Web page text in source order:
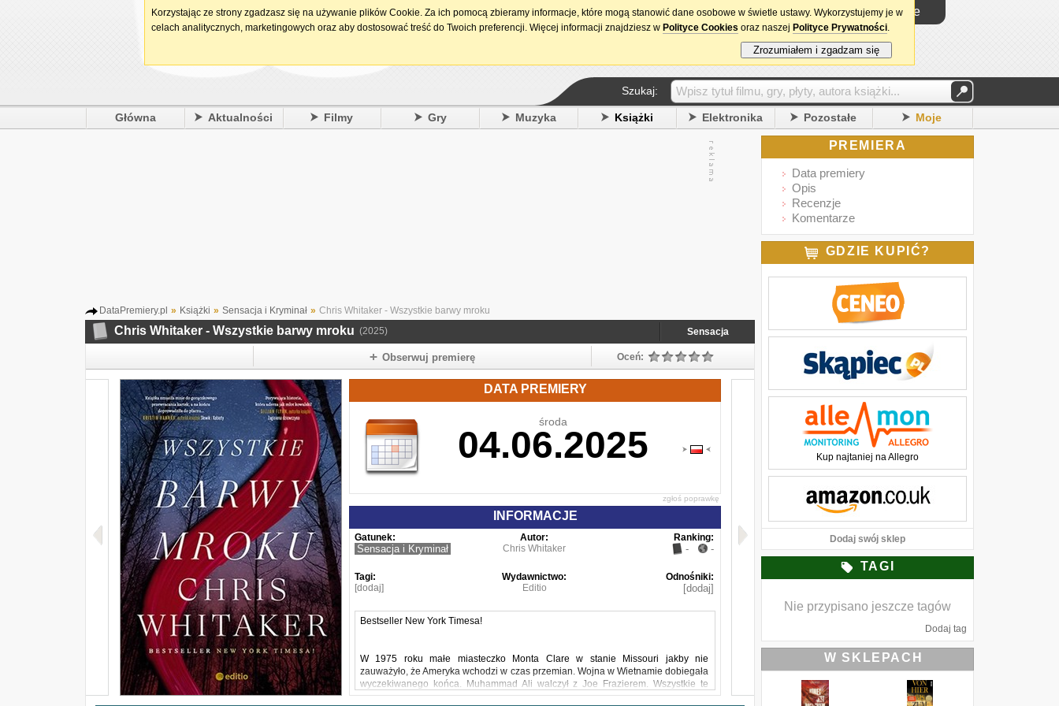
15. urodziny DataPremiery.pl Logowanie
Szukaj:
Główna Aktualności Filmy Gry Muzyka Książki Elektronika Pozostałe Moje
DataPremiery.pl » Książki » Sensacja i Kryminał » Chris Whitaker - Wszystkie barwy mroku
Chris Whitaker - Wszystkie barwy mroku (2025) Sensacja
Obserwuj premierę Oceń:
DATA PREMIERY
środa
04.06.2025
zgłoś poprawkę
INFORMACJE
Gatunek:
Sensacja i Kryminał
Autor:
Chris Whitaker
Ranking:
- -
Tagi:
[dodaj]
Wydawnictwo:
Editio
Odnośniki:
[dodaj]
Bestseller New York Timesa!
W 1975 roku małe miasteczko Monta Clare w stanie Missouri jakby nie
zauważyło, że Ameryka wchodzi w czas przemian. Wojna w Wietnamie dobiegała
wyczekiwanego końca. Muhammad Ali walczył z Joe Frazierem. Wszystkie te
wielkie sprawy umykały uwadze mieszkańców Monta Clare. W miasteczku
PREMIERA
Data premiery
Opis
Recenzje
Komentarze
GDZIE KUPIĆ?
Kup najtaniej na Allegro
Dodaj swój sklep
TAGI
Nie przypisano jeszcze tagów
Dodaj tag
W SKLEPACH
Korzystając ze strony zgadzasz się na używanie plików Cookie. Za ich pomocą zbieramy informacje, które mogą stanowić dane osobowe w świetle ustawy. Wykorzystujemy je w
celach analitycznych, marketingowych oraz aby dostosować treść do Twoich preferencji. Więcej informacji znajdziesz w Polityce Cookies oraz naszej Polityce Prywatności.
Zrozumiałem i zgadzam się